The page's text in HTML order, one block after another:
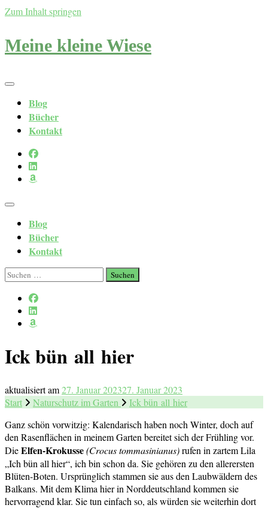
Zum Inhalt springen
Meine kleine Wiese
Blog
Bücher
Kontakt
Blog
Bücher
Kontakt
Suchen
nach:
Ick bün all hier
aktualisiert am27. Januar 202327. Januar 2023
Start
Naturschutz im Garten
Ick bün all hier
Ganz schön vorwitzig: Kalendarisch haben noch Winter, doch auf
den Rasenflächen in meinem Garten bereitet sich der Frühling vor.
DieElfen-Krokusse(Crocus tommasinianus)rufen in zartem Lila
„Ich bün all hier“, ich bin schon da. Sie gehören zu den allerersten
Blüten-Boten. Ursprünglich stammen sie aus den Laubwäldern des
Balkans. Mit dem Klima hier in Norddeutschland kommen sie
hervorragend klar. Sie tun einfach so, als würden sie weiterhin dort